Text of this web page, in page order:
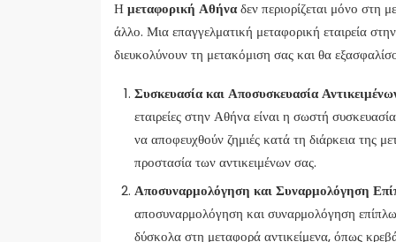
Ημεταφορική Αθήναδεν περιορίζεται μόνο στη
άλλο. Μια επαγγελματική μεταφορική εταιρεία
διευκολύνουν τη μετακόμιση σας και θα
Συσκευασία και Αποσυσκευασία
εταιρείες στην Αθήνα είναι η σωστή
να αποφευχθούν ζημιές κατά τη διάρκεια της
προστασία των αντικειμένων σας.
Αποσυναρμολόγηση και Συναρμολόγηση
αποσυναρμολόγηση και συναρμολόγηση
δύσκολα στη μεταφορά αντικείμενα, όπως